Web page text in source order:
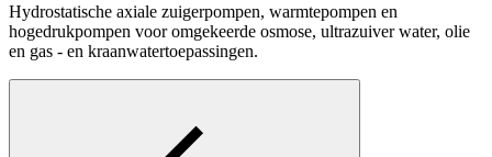
Hydrostatische axiale zuigerpompen, warmtepompen en
hogedrukpompen voor omgekeerde osmose, ultrazuiver water, olie
en gas - en kraanwatertoepassingen.